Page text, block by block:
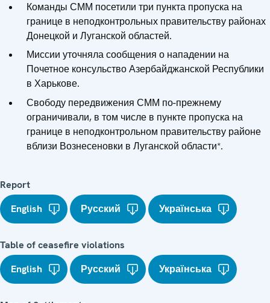
Команды СММ посетили три пункта пропуска на
границе в неподконтрольных правительству районах
Донецкой и Луганской областей.
Миссии уточняла сообщения о нападении на
Почетное консульство Азербайджанской Республики
в Харькове.
Свободу передвижения СММ по-прежнему
ограничивали, в том числе в пункте пропуска на
границе в неподконтрольном правительству районе
вблизи Вознесеновки в Луганской области*.
Report
English
Русский Українська
Table of ceasefire violations
English
Русский Українська